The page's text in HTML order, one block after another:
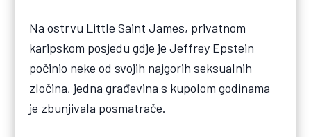
Na ostrvu Little Saint James, privatnom
karipskom posjedu gdje je Jeffrey Epstein
počinio neke od svojih najgorih seksualnih
zločina, jedna građevina s kupolom godinama
je zbunjivala posmatrače.